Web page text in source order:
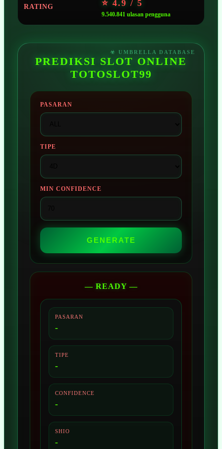
RATING ⭐ 4.9 / 5
9.540.841 ulasan pengguna
PREDIKSI SLOT ONLINE
TOTOSLOT99
PASARAN
TIPE
MIN CONFIDENCE
GENERATE
— READY —
PASARAN
-
TIPE
-
CONFIDENCE
-
SHIO
-